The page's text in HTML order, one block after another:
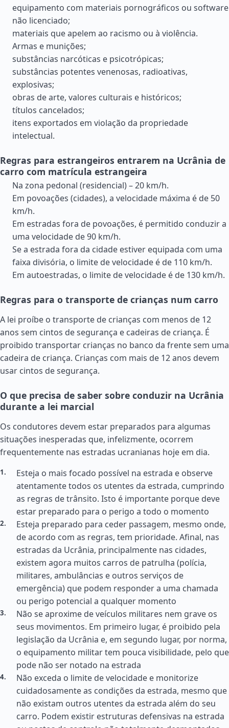
equipamento com materiais pornográficos ou software
não licenciado;
materiais que apelem ao racismo ou à violência.
Armas e munições;
substâncias narcóticas e psicotrópicas;
substâncias potentes venenosas, radioativas,
explosivas;
obras de arte, valores culturais e históricos;
títulos cancelados;
itens exportados em violação da propriedade
intelectual.
Regras para estrangeiros entrarem na Ucrânia de
carro com matrícula estrangeira
Na zona pedonal (residencial) – 20 km/h.
Em povoações (cidades), a velocidade máxima é de 50
km/h.
Em estradas fora de povoações, é permitido conduzir a
uma velocidade de 90 km/h.
Se a estrada fora da cidade estiver equipada com uma
faixa divisória, o limite de velocidade é de 110 km/h.
Em autoestradas, o limite de velocidade é de 130 km/h.
Regras para o transporte de crianças num carro
A lei proíbe o transporte de crianças com menos de 12
anos sem cintos de segurança e cadeiras de criança. É
proibido transportar crianças no banco da frente sem uma
cadeira de criança. Crianças com mais de 12 anos devem
usar cintos de segurança.
O que precisa de saber sobre conduzir na Ucrânia
durante a lei marcial
Os condutores devem estar preparados para algumas
situações inesperadas que, infelizmente, ocorrem
frequentemente nas estradas ucranianas hoje em dia.
Esteja o mais focado possível na estrada e observe
atentamente todos os utentes da estrada, cumprindo
as regras de trânsito. Isto é importante porque deve
estar preparado para o perigo a todo o momento
Esteja preparado para ceder passagem, mesmo onde,
de acordo com as regras, tem prioridade. Afinal, nas
estradas da Ucrânia, principalmente nas cidades,
existem agora muitos carros de patrulha (polícia,
militares, ambulâncias e outros serviços de
emergência) que podem responder a uma chamada
ou perigo potencial a qualquer momento
Não se aproxime de veículos militares nem grave os
seus movimentos. Em primeiro lugar, é proibido pela
legislação da Ucrânia e, em segundo lugar, por norma,
o equipamento militar tem pouca visibilidade, pelo que
pode não ser notado na estrada
Não exceda o limite de velocidade e monitorize
cuidadosamente as condições da estrada, mesmo que
não existam outros utentes da estrada além do seu
carro. Podem existir estruturas defensivas na estrada